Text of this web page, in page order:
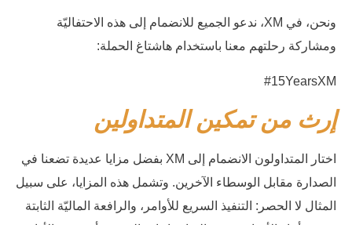
ونحن، في XM، ندعو الجميع للانضمام إلى هذه الاحتفاليّة
ومشاركة رحلتهم معنا باستخدام هاشتاغ الحملة:
#15YearsXM
إرث من تمكين المتداولين
اختار المتداولون الانضمام إلى XM بفضل مزايا عديدة تضعنا في
الصدارة مقابل الوسطاء الآخرين. وتشمل هذه المزايا، على سبيل
المثال لا الحصر: التنفيذ السريع للأوامر، والرافعة الماليّة الثابتة